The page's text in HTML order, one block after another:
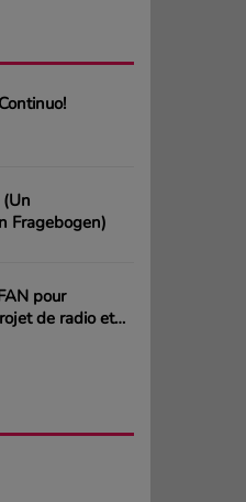
Fragebogen)
pour
de radio et